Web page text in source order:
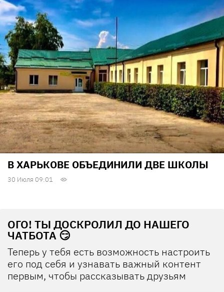
В ХАРЬКОВЕ ОБЪЕДИНИЛИ ДВЕ ШКОЛЫ
30 Июля 09:01
ОГО! ТЫ ДОСКРОЛИЛ ДО НАШЕГО
ЧАТБОТА 😏
Теперь у тебя есть возможность настроить
его под себя и узнавать важный контент
первым, чтобы рассказывать друзьям